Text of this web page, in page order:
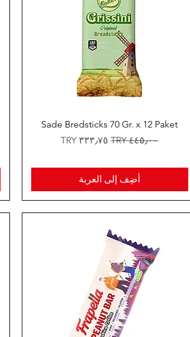
Sade Bredsticks 70 Gr. x 12 Paket
سعر عادي‏٤٤٥٫٠٠ TRY سعر البيع
أضِف إلى العربة